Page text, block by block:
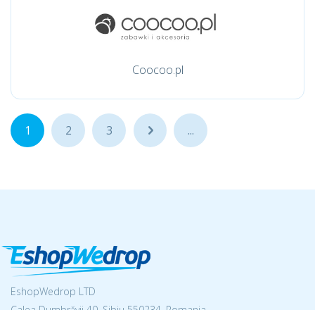
Coocoo.pl
1 2 3 ... ...
EshopWedrop LTD